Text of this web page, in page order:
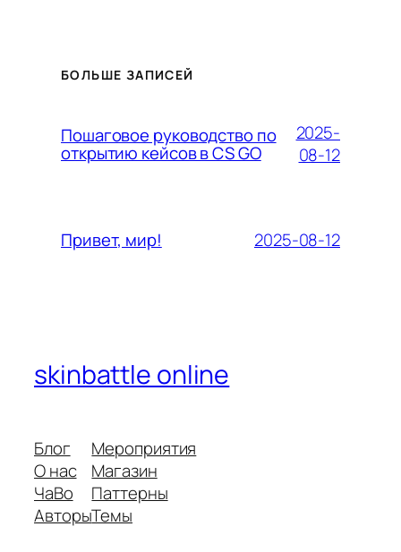
БОЛЬШЕ ЗАПИСЕЙ
Пошаговое руководство по
открытию кейсов в CS GO
2025-
08-12
Привет, мир! 2025-08-12
skinbattle online
Блог
О нас
ЧаВо
Авторы
Мероприятия
Магазин
Паттерны
Темы